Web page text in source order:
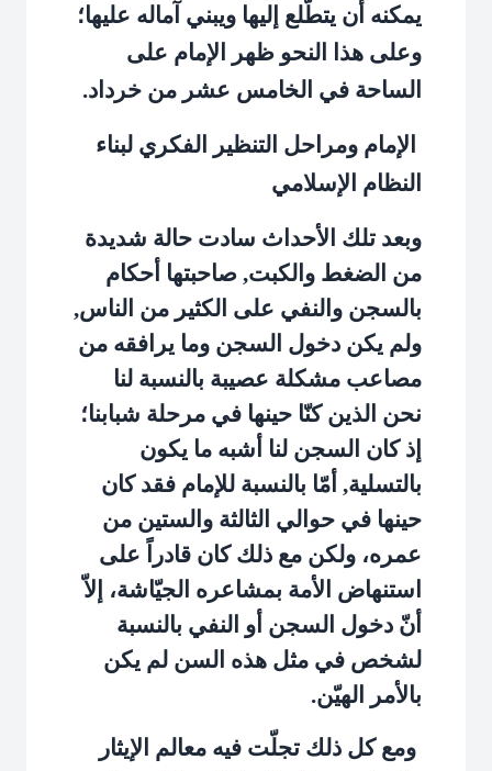
يمكنه أن يتطّلع إليها ويبني آماله عليها؛
وعلى هذا النحو ظهر الإمام على
الساحة في الخامس عشر من خرداد.
الإمام ومراحل التنظير الفكري لبناء
النظام الإسلامي
وبعد تلك الأحداث سادت حالة شديدة
من الضغط والكبت, صاحبتها أحكام
بالسجن والنفي على الكثير من الناس,
ولم يكن دخول السجن وما يرافقه من
مصاعب مشكلة عصيبة بالنسبة لنا
نحن الذين كنّا حينها في مرحلة شبابنا؛
إذ كان السجن لنا أشبه ما يكون
بالتسلية, أمّا بالنسبة للإمام فقد كان
حينها في حوالي الثالثة والستين من
عمره، ولكن مع ذلك كان قادراً على
استنهاض الأمة بمشاعره الجيّاشة، إلاّ
أنّ دخول السجن أو النفي بالنسبة
لشخص في مثل هذه السن لم يكن
بالأمر الهيّن.
ومع كل ذلك تجلّت فيه معالم الإيثار